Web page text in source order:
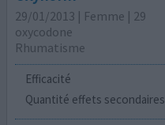
29/01/2013 | Femme | 29
oxycodone
Rhumatisme
Efficacité
Quantité effets secondaires